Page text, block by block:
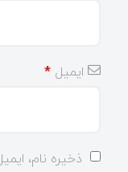
ایمیل *
ذخیره نام،